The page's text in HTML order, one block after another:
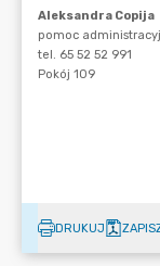
DRUKUJ